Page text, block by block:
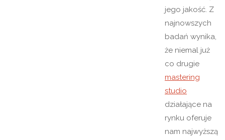
jego jakość. Z
najnowszych
badań wynika,
że niemal już
co drugie
mastering
studio
działające na
rynku oferuje
nam najwyższą